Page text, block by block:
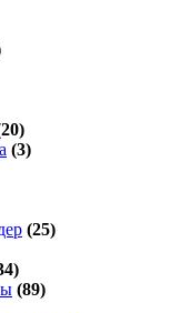
(3)
(25)
(89)